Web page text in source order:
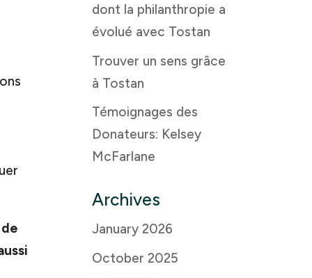
dont la philanthropie a
évolué avec Tostan
Trouver un sens grâce
à Tostan
Témoignages des
Donateurs: Kelsey
McFarlane
Archives
January 2026
October 2025